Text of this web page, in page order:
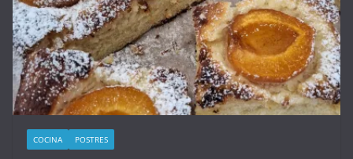
COCINA POSTRES